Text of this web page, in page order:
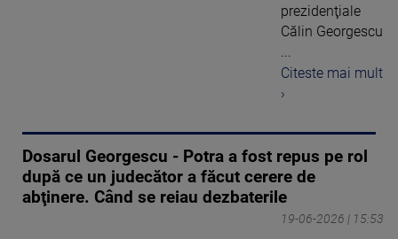
prezidenţiale
Călin Georgescu
Citeste mai mult
›
Dosarul Georgescu - Potra a fost repus pe rol
după ce un judecător a făcut cerere de
abţinere. Când se reiau dezbaterile
19-06-2026 | 15:53